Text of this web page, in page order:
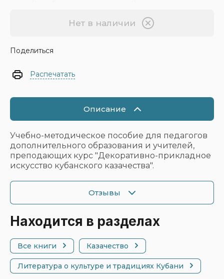
Нет в наличии
Поделиться
Распечатать
Описание
Учебно-методическое пособие для педагогов
дополнительного образования и учителей,
преподающих курс "Декоративно-прикладное
искусство кубанского казачества".
Отзывы
Находится в разделах
Все книги Казачество
Литература о культуре и традициях Кубани